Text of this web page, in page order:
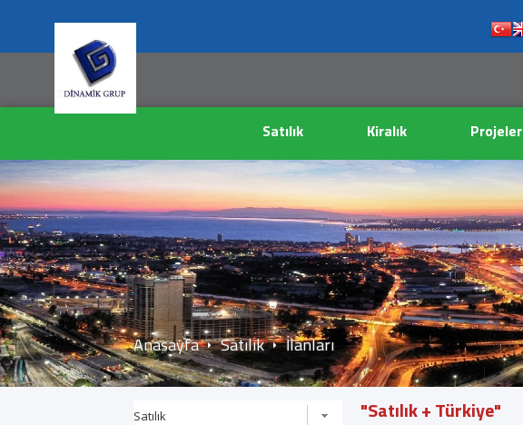
Satılık Kiralık Projeler
Anasayfa Satılık İlanları
"Satılık + Türkiye"